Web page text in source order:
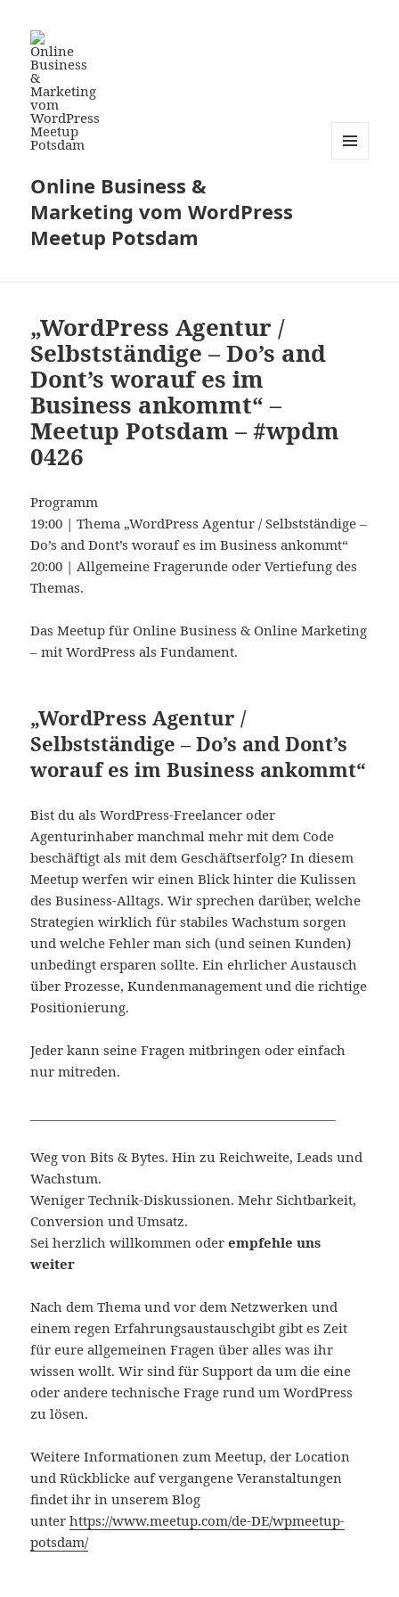
Online Business &
Marketing vom WordPress
Meetup Potsdam
„WordPress Agentur /
Selbstständige – Do’s and
Dont’s worauf es im
Business ankommt“ –
Meetup Potsdam – #wpdm
0426
Programm
19:00 | Thema „WordPress Agentur / Selbstständige –
Do’s and Dont’s worauf es im Business ankommt“
20:00 | Allgemeine Fragerunde oder Vertiefung des
Themas.
Das Meetup für Online Business & Online Marketing
– mit WordPress als Fundament.
„WordPress Agentur /
Selbstständige – Do’s and Dont’s
worauf es im Business ankommt“
Bist du als WordPress-Freelancer oder
Agenturinhaber manchmal mehr mit dem Code
beschäftigt als mit dem Geschäftserfolg? In diesem
Meetup werfen wir einen Blick hinter die Kulissen
des Business-Alltags. Wir sprechen darüber, welche
Strategien wirklich für stabiles Wachstum sorgen
und welche Fehler man sich (und seinen Kunden)
unbedingt ersparen sollte. Ein ehrlicher Austausch
über Prozesse, Kundenmanagement und die richtige
Positionierung.
Jeder kann seine Fragen mitbringen oder einfach
nur mitreden.
Weg von Bits & Bytes. Hin zu Reichweite, Leads und
Wachstum.
Weniger Technik-Diskussionen. Mehr Sichtbarkeit,
Conversion und Umsatz.
Sei herzlich willkommen oderempfehle uns
weiter
Nach dem Thema und vor dem Netzwerken und
einem regen Erfahrungsaustauschgibt gibt es Zeit
für eure allgemeinen Fragen über alles was ihr
wissen wollt. Wir sind für Support da um die eine
oder andere technische Frage rund um WordPress
zu lösen.
Weitere Informationen zum Meetup, der Location
und Rückblicke auf vergangene Veranstaltungen
findet ihr in unserem Blog
unterhttps://www.meetup.com/de-DE/wpmeetup-
potsdam/